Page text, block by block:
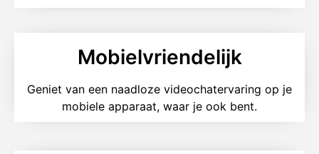
Mobielvriendelijk
Geniet van een naadloze videochatervaring op je
mobiele apparaat, waar je ook bent.